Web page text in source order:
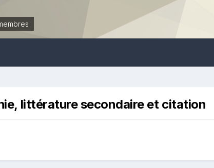
littérature secondaire et citation